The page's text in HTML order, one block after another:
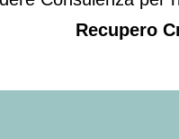
Recupero